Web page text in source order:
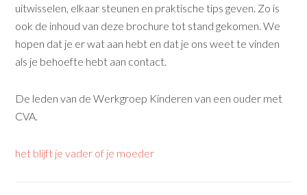
uitwisselen, elkaar steunen en praktische tips geven. Zo is
ook de inhoud van deze brochure tot stand gekomen. We
hopen dat je er wat aan hebt en dat je ons weet te vinden
als je behoefte hebt aan contact.
De leden van de Werkgroep Kinderen van een ouder met
CVA.
het blijft je vader of je moeder